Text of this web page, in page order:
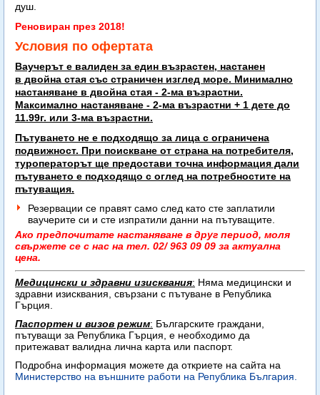
душ.
Реновиран през 2018!
Условия по офертата
Ваучерът е валиден за един възрастен, настанен
в двойна стая със страничен изглед море. Минимално
настаняване в двойна стая - 2-ма възрастни.
Максимално настаняване - 2-ма възрастни + 1 дете до
11.99г. или 3-ма възрастни.
Пътуването не е подходящо за лица с ограничена
подвижност. При поискване от страна на потребителя,
туроператорът ще предостави точна информация дали
пътуването е подходящо с оглед на потребностите на
пътуващия.
Резервации се правят само след като сте заплатили
ваучерите си и сте изпратили данни на пътуващите.
Ако предпочитате настаняване в друг период, моля
свържете се с нас на тел. 02/ 963 09 09 за актуална
цена.
Медицински и здравни изисквания: Няма медицински и
здравни изисквания, свързани с пътуване в Република
Гърция.
Паспортен и визов режим: Българските граждани,
пътуващи за Република Гърция, е необходимо да
притежават валидна лична карта или паспорт.
Подробна информация можете да откриете на сайта на
Министерство на външните работи на Република България.